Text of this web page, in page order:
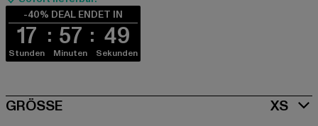
-40% DEAL ENDET IN
17
Stunden
57
Minuten
49
Sekunden
SIZE
GRÖSSE XS